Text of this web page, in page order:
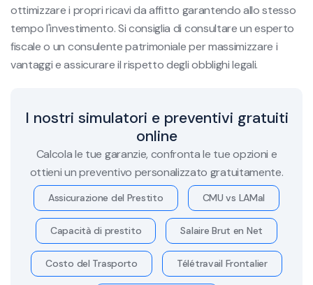
ottimizzare i propri ricavi da affitto garantendo allo stesso
tempo l'investimento. Si consiglia di consultare un esperto
fiscale o un consulente patrimoniale per massimizzare i
vantaggi e assicurare il rispetto degli obblighi legali.
I nostri simulatori e preventivi gratuiti
online
Calcola le tue garanzie, confronta le tue opzioni e
ottieni un preventivo personalizzato gratuitamente.
Assicurazione del Prestito CMU vs LAMal
Capacità di prestito Salaire Brut en Net
Costo del Trasporto Télétravail Frontalier